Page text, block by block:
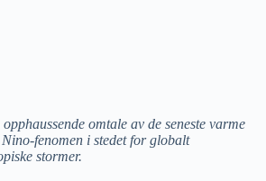
omtale av de seneste varme
fenomen i stedet for globalt
stormer.